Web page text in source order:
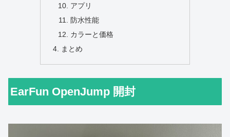
アプリ
防水性能
カラーと価格
まとめ
EarFun OpenJump 開封